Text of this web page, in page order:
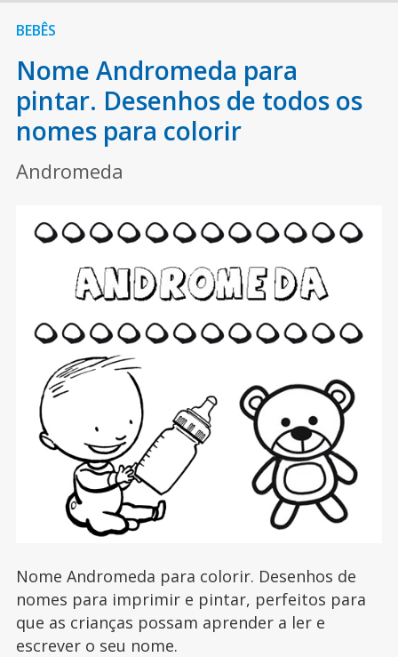
BEBÊS
Nome Andromeda para
pintar. Desenhos de todos os
nomes para colorir
Andromeda
Nome Andromeda para colorir. Desenhos de
nomes para imprimir e pintar, perfeitos para
que as crianças possam aprender a ler e
escrever o seu nome.